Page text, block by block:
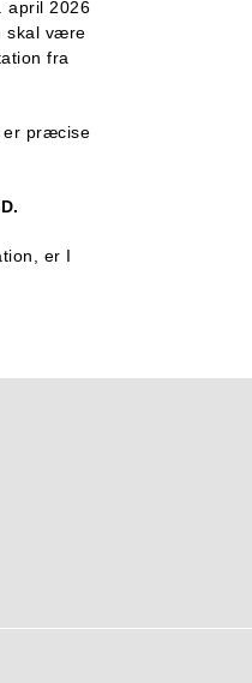
april 2026
skal være
fra
er præcise
er I